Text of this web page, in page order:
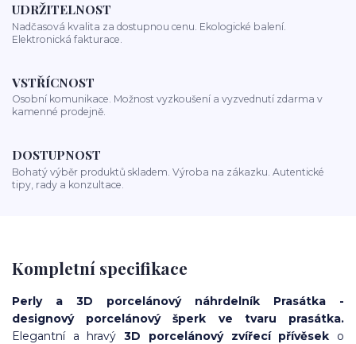
UDRŽITELNOST
Nadčasová kvalita za dostupnou cenu. Ekologické balení.
Elektronická fakturace.
VSTŘÍCNOST
Osobní komunikace. Možnost vyzkoušení a vyzvednutí zdarma v
kamenné prodejně.
DOSTUPNOST
Bohatý výběr produktů skladem. Výroba na zákazku. Autentické
tipy, rady a konzultace.
Kompletní specifikace
Perly a 3D porcelánový náhrdelník Prasátka -
designový porcelánový šperk ve tvaru prasátka.
Elegantní a hravý3D porcelánový zvířecí přívěsek o